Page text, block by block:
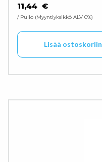
11,44 €
/ Pullo Myyntiyksikkö ALV 0%
Lisää ostoskoriin